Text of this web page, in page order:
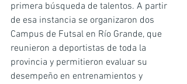
primera búsqueda de talentos. A partir
de esa instancia se organizaron dos
Campus de Futsal en Río Grande, que
reunieron a deportistas de toda la
provincia y permitieron evaluar su
desempeño en entrenamientos y